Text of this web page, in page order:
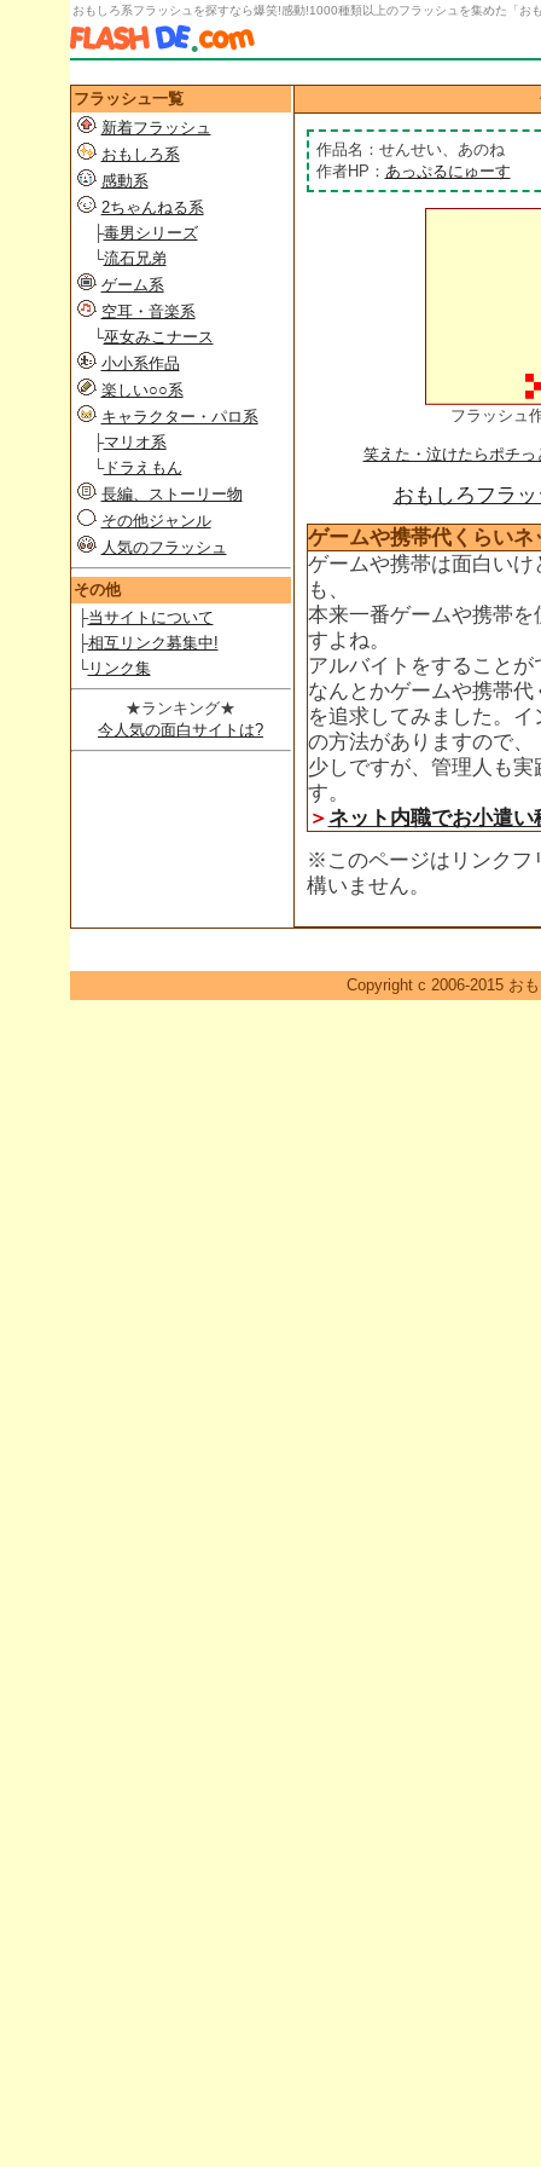
おもしろ系フラッシュを探すなら爆笑!感動!1000種類以上のフラッシュを集めた「お
作品名：せんせい、あのね
作者HP： あっぷるにゅーす
フラッシュ
笑えた・泣けたらポチっ
おもしろフラ
ゲームや携帯代くらいネ
ゲームや携帯は面白い
も、
本来一番ゲームや携帯
すよね。
アルバイトをすること
なんとかゲームや携帯
を追求してみました。
の方法がありますので、
少しですが、管理人も
す。
＞ ネット内職でお小遣い
※このページはリンクフ
構いません。
フラッシュ一覧
新着フラッシュ
おもしろ系
感動系
2ちゃんねる系
├毒男シリーズ
└流石兄弟
ゲーム系
空耳・音楽系
└巫女みこナース
小小系作品
楽しい○○系
キャラクター・パロ系
├マリオ系
└ドラえもん
長編、ストーリー物
その他ジャンル
人気のフラッシュ
その他
├当サイトについて
├相互リンク募集中!
└リンク集
★ランキング★
今人気の面白サイトは?
Copyright c 2006-2015 お